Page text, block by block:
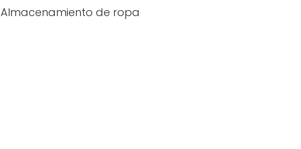
Almacenamiento de ropa